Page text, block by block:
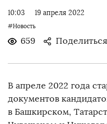
10:03 19 апреля 2022
#Новость
659 Поделиться
В апреле 2022 года
документов
в Башкирском,